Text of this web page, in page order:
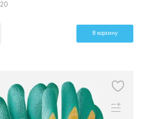
В корзину